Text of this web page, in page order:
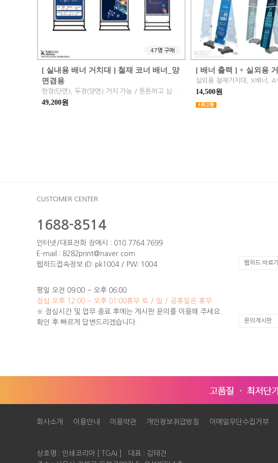
47명 구매
[ 실내용 배너 거치대 ] 철재 코너 배너_양
면겸용
한장(단면), 두장(양면) 거치 가능 / 튼튼하고 심플하며 좁은 공간에 적합
49,200원
[ 배너 출력 ] + 실외용
14,500원
CUSTOMER CENTER
1688-8514
인터넷/대표전화 장애시 : 010.7764.7699
E-mail : 8282print@naver.com
웹하드접속정보 ID: pk1004 / PW: 1004
웹하드 바로가
평일 오전 09:00 ~ 오후 06:00
점심 오후 12:00 ~ 오후 01:00휴무 토 / 일 / 공휴일은 휴무
※ 점심시간 및 업무 종료 후에는 게시판 문의를 이용해 주세요.
확인 후 빠르게 답변드리겠습니다.
문의게시판
회사소개 이용안내 이용약관 개인정보취급방침 이메일무단수집거부
상호명 : 인쇄코리아 [ TGAI ] 대표 : 김태건